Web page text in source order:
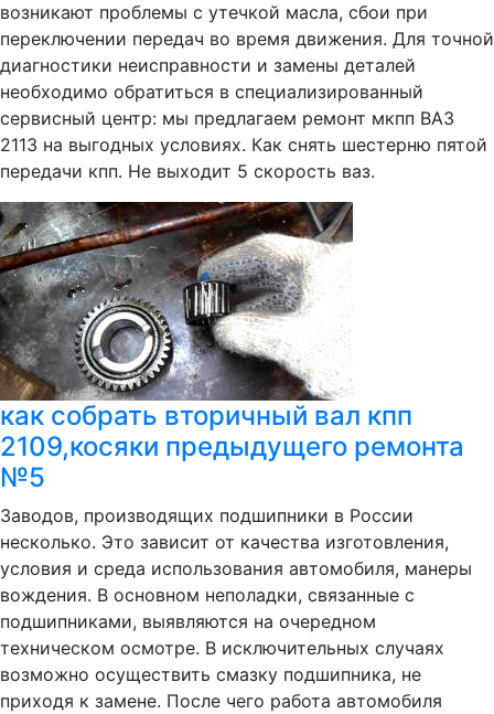
возникают проблемы с утечкой масла, сбои при
переключении передач во время движения. Для точной
диагностики неисправности и замены деталей
необходимо обратиться в специализированный
сервисный центр: мы предлагаем ремонт мкпп ВАЗ
2113 на выгодных условиях. Как снять шестерню пятой
передачи кпп. Не выходит 5 скорость ваз.
как собрать вторичный вал кпп
2109,косяки предыдущего ремонта
№5
Заводов, производящих подшипники в России
несколько. Это зависит от качества изготовления,
условия и среда использования автомобиля, манеры
вождения. В основном неполадки, связанные с
подшипниками, выявляются на очередном
техническом осмотре. В исключительных случаях
возможно осуществить смазку подшипника, не
приходя к замене. После чего работа автомобиля